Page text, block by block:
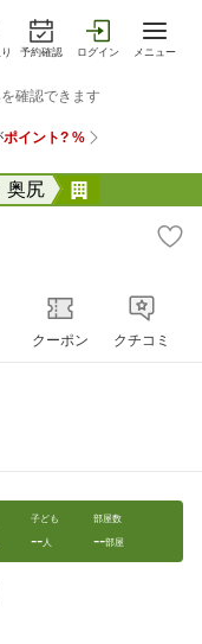
予約確認 ログイン メニュー
奥尻
クーポン クチコミ
子ども
--人
部屋数
--部屋